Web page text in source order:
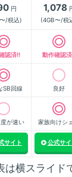
円
/税込)
1,078
(4GB〜/税
認済!! 動作確認
SB回線 良好
が速い 家族向けシ
サイト 公式サイ
横スライド